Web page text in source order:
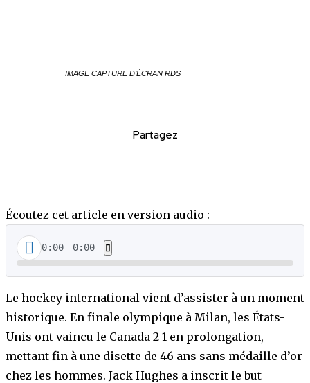
IMAGE CAPTURE D’ÉCRAN RDS
Partagez
Écoutez cet article en version audio :
0:00 0:00
Le hockey international vient d’assister à un moment
historique. En finale olympique à Milan, les États-
Unis ont vaincu le Canada 2-1 en prolongation,
mettant fin à une disette de 46 ans sans médaille d’or
chez les hommes. Jack Hughes a inscrit le but